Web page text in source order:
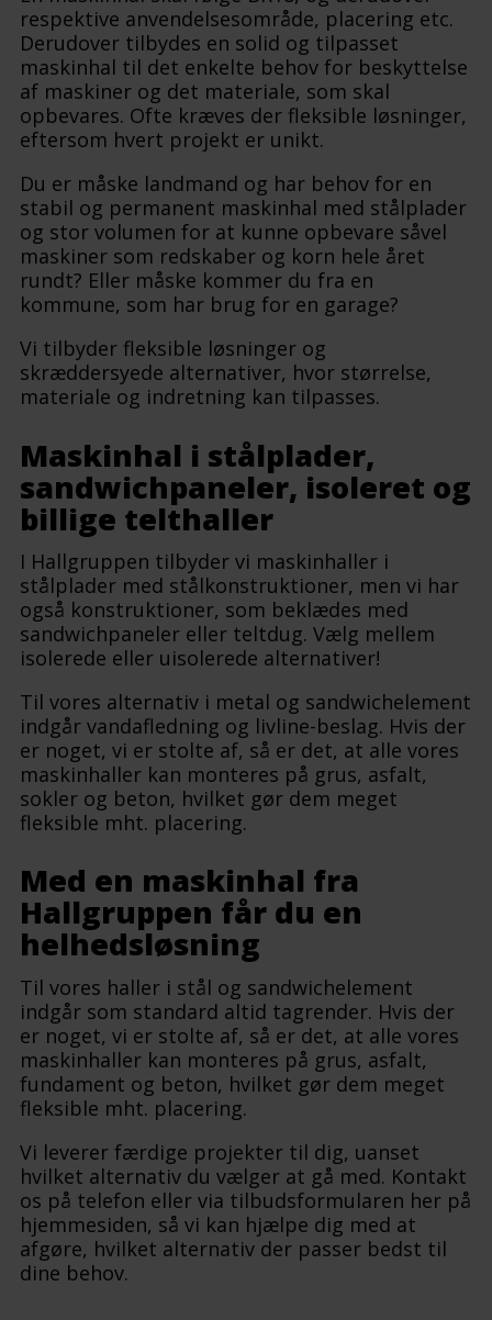
respektive anvendelsesområde, placering etc.
Derudover tilbydes en solid og tilpasset
maskinhal til det enkelte behov for beskyttelse
af maskiner og det materiale, som skal
opbevares. Ofte kræves der fleksible løsninger,
eftersom hvert projekt er unikt.
Du er måske landmand og har behov for en
stabil og permanent maskinhal med stålplader
og stor volumen for at kunne opbevare såvel
maskiner som redskaber og korn hele året
rundt? Eller måske kommer du fra en
kommune, som har brug for en garage?
Vi tilbyder fleksible løsninger og
skræddersyede alternativer, hvor størrelse,
materiale og indretning kan tilpasses.
Maskinhal i stålplader,
sandwichpaneler, isoleret og
billige telthaller
I Hallgruppen tilbyder vi maskinhaller i
stålplader med stålkonstruktioner, men vi har
også konstruktioner, som beklædes med
sandwichpaneler eller teltdug. Vælg mellem
isolerede eller uisolerede alternativer!
Til vores alternativ i metal og sandwichelement
indgår vandafledning og livline-beslag. Hvis der
er noget, vi er stolte af, så er det, at alle vores
maskinhaller kan monteres på grus, asfalt,
sokler og beton, hvilket gør dem meget
fleksible mht. placering.
Med en maskinhal fra
Hallgruppen får du en
helhedsløsning
Til vores haller i stål og sandwichelement
indgår som standard altid tagrender. Hvis der
er noget, vi er stolte af, så er det, at alle vores
maskinhaller kan monteres på grus, asfalt,
fundament og beton, hvilket gør dem meget
fleksible mht. placering.
Vi leverer færdige projekter til dig, uanset
hvilket alternativ du vælger at gå med. Kontakt
os på telefon eller via tilbudsformularen her på
hjemmesiden, så vi kan hjælpe dig med at
afgøre, hvilket alternativ der passer bedst til
dine behov.